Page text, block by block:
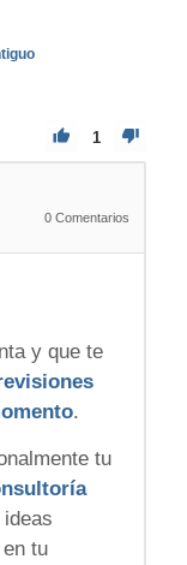
1
0 Comentarios
y que te
.
tu
tu